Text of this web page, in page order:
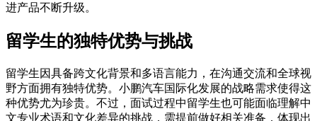
进产品不断升级。
留学生的独特优势与挑战
留学生因具备跨文化背景和多语言能力，在沟通交流和全球视
野方面拥有独特优势。小鹏汽车国际化发展的战略需求使得这
种优势尤为珍贵。不过，面试过程中留学生也可能面临理解中
文专业术语和文化差异的挑战，需提前做好相关准备，体现出